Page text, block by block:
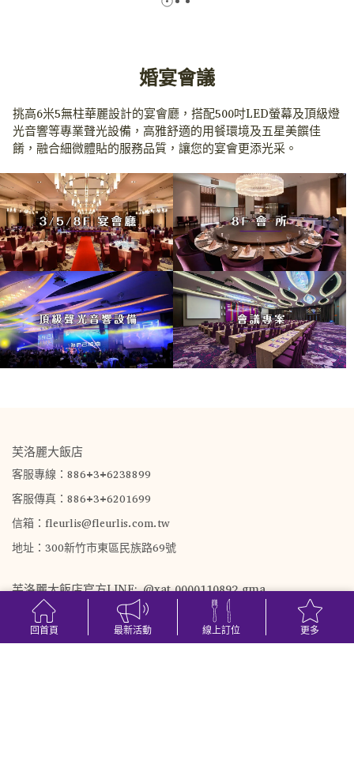
回首頁 最新活動 線上訂位 更多
婚宴會議
挑高6米5無柱華麗設計的宴會廳，搭配500吋LED螢幕及頂級燈
光音響等專業聲光設備，高雅舒適的用餐環境及五星美饌佳
餚，融合細微體貼的服務品質，讓您的宴會更添光采。
芙洛麗大飯店
客服專線：886+3+6238899
客服傳真：886+3+6201699
信箱：fleurlis@fleurlis.com.tw
地址：300新竹市東區民族路69號
芙洛麗大飯店官方LINE: @xat.0000110892.gma
旅宿登記號碼: 府城行字第1020004394號